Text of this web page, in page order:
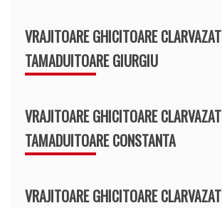
VRAJITOARE GHICITOARE
TAMADUITOARE GIURGIU
VRAJITOARE GHICITOARE
TAMADUITOARE CONSTANTA
VRAJITOARE GHICITOARE